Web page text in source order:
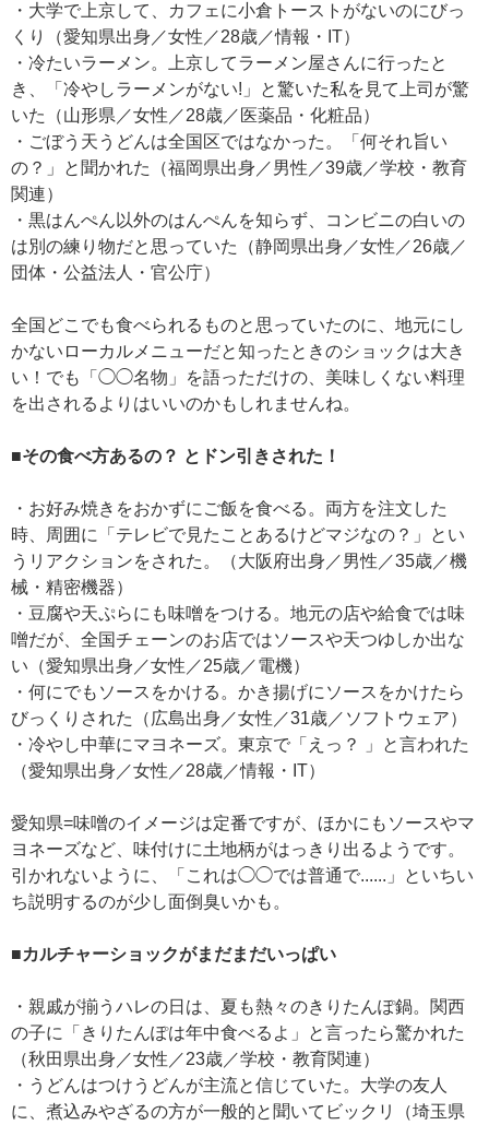
・大学で上京して、カフェに小倉トーストがないのにびっ
くり（愛知県出身／女性／28歳／情報・IT）
・冷たいラーメン。上京してラーメン屋さんに行ったと
き、「冷やしラーメンがない!」と驚いた私を見て上司が驚
いた（山形県／女性／28歳／医薬品・化粧品）
・ごぼう天うどんは全国区ではなかった。「何それ旨い
の？」と聞かれた（福岡県出身／男性／39歳／学校・教育
関連）
・黒はんぺん以外のはんぺんを知らず、コンビニの白いの
は別の練り物だと思っていた（静岡県出身／女性／26歳／
団体・公益法人・官公庁）
全国どこでも食べられるものと思っていたのに、地元にし
かないローカルメニューだと知ったときのショックは大き
い！でも「◯◯名物」を語っただけの、美味しくない料理
を出されるよりはいいのかもしれませんね。
■その食べ方あるの？ とドン引きされた！
・お好み焼きをおかずにご飯を食べる。両方を注文した
時、周囲に「テレビで見たことあるけどマジなの？」とい
うリアクションをされた。（大阪府出身／男性／35歳／機
械・精密機器）
・豆腐や天ぷらにも味噌をつける。地元の店や給食では味
噌だが、全国チェーンのお店ではソースや天つゆしか出な
い（愛知県出身／女性／25歳／電機）
・何にでもソースをかける。かき揚げにソースをかけたら
びっくりされた（広島出身／女性／31歳／ソフトウェア）
・冷やし中華にマヨネーズ。東京で「えっ？ 」と言われた
（愛知県出身／女性／28歳／情報・IT）
愛知県=味噌のイメージは定番ですが、ほかにもソースやマ
ヨネーズなど、味付けに土地柄がはっきり出るようです。
引かれないように、「これは◯◯では普通で......」といちい
ち説明するのが少し面倒臭いかも。
■カルチャーショックがまだまだいっぱい
・親戚が揃うハレの日は、夏も熱々のきりたんぽ鍋。関西
の子に「きりたんぽは年中食べるよ」と言ったら驚かれた
（秋田県出身／女性／23歳／学校・教育関連）
・うどんはつけうどんが主流と信じていた。大学の友人
に、煮込みやざるの方が一般的と聞いてビックリ（埼玉県